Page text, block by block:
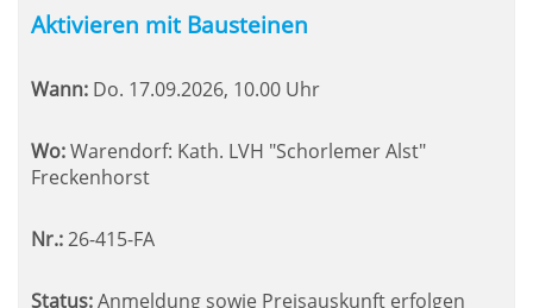
Aktivieren mit Bausteinen
Wann: Do. 17.09.2026, 10.00 Uhr
Wo:Warendorf: Kath. LVH "Schorlemer Alst"
Freckenhorst
Nr.:26-415-FA
Status:Anmeldung sowie Preisauskunft erfolgen